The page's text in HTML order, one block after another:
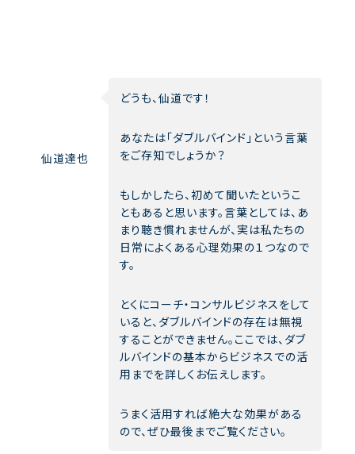
仙道達也
どうも、仙道です！
あなたは「ダブルバインド」という言葉
をご存知でしょうか？
もしかしたら、初めて聞いたというこ
ともあると思います。言葉としては、あ
まり聴き慣れませんが、実は私たちの
日常によくある心理効果の１つなので
す。
とくにコーチ・コンサルビジネスをして
いると、ダブルバインドの存在は無視
することができません。ここでは、ダブ
ルバインドの基本からビジネスでの活
用までを詳しくお伝えします。
うまく活用すれば絶大な効果がある
ので、ぜひ最後までご覧ください。